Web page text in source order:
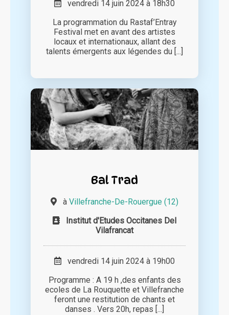
vendredi 14 juin 2024 à 18h30
La programmation du Rastaf’Entray
Festival met en avant des artistes
locaux et internationaux, allant des
talents émergents aux légendes du [...]
Bal Trad
à Villefranche-De-Rouergue (12)
Institut d'Etudes Occitanes Del
Vilafrancat
vendredi 14 juin 2024 à 19h00
Programme : A 19 h ,des enfants des
ecoles de La Rouquette et Villefranche
feront une restitution de chants et
danses . Vers 20h, repas [...]